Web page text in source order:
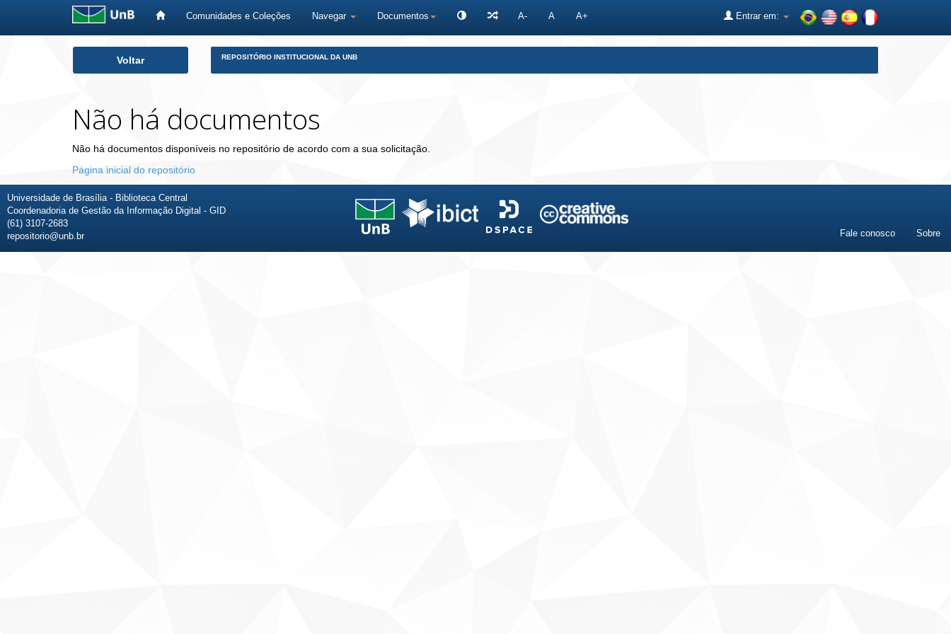
Comunidades e Coleções Navegar Documentos A- A A+ Entrar em:
Voltar REPOSITÓRIO INSTITUCIONAL DA UNB
Não há documentos
Não há documentos disponíveis no repositório de acordo com a sua solicitação.
Página inicial do repositório
Universidade de Brasília - Biblioteca Central
Coordenadoria de Gestão da Informação Digital - GID
(61) 3107-2683
repositorio@unb.br
Fale conosco Sobre